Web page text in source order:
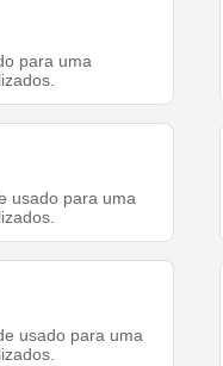
para uma
usado para uma
usado para uma